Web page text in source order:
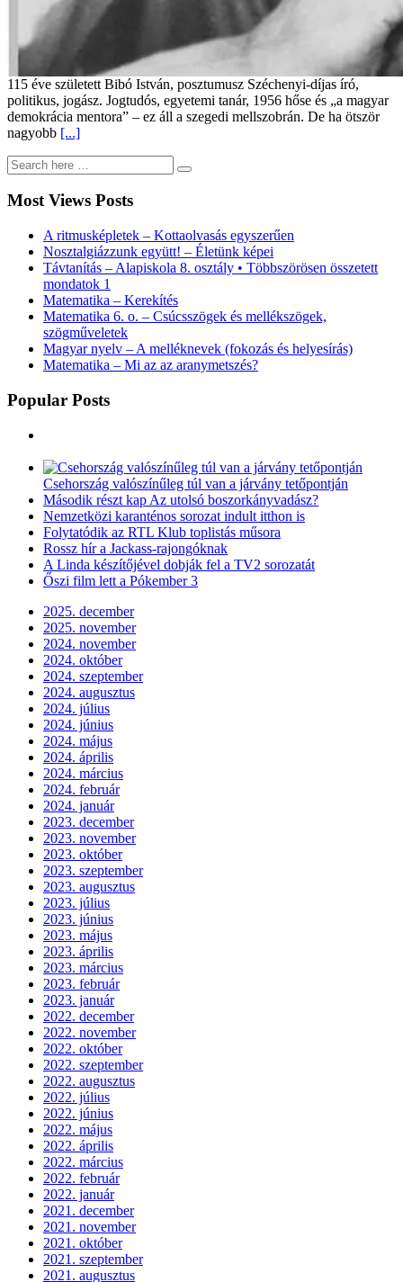
115 éve született Bibó István, posztumusz Széchenyi-díjas író,
politikus, jogász. Jogtudós, egyetemi tanár, 1956 hőse és „a magyar
demokrácia mentora” – ez áll a szegedi mellszobrán. De ha ötször
nagyobb [...]
Most Views Posts
A ritmusképletek – Kottaolvasás egyszerűen
Nosztalgiázzunk együtt! – Életünk képei
Távtanítás – Alapiskola 8. osztály • Többszörösen összetett
mondatok 1
Matematika – Kerekítés
Matematika 6. o. – Csúcsszögek és mellékszögek,
szögműveletek
Magyar nyelv – A melléknevek (fokozás és helyesírás)
Matematika – Mi az az aranymetszés?
Popular Posts
Csehország valószínűleg túl van a járvány tetőpontján
Második részt kap Az utolsó boszorkányvadász?
Nemzetközi karanténos sorozat indult itthon is
Folytatódik az RTL Klub toplistás műsora
Rossz hír a Jackass-rajongóknak
A Linda készítőjével dobják fel a TV2 sorozatát
Őszi film lett a Pókember 3
2025. december
2025. november
2024. november
2024. október
2024. szeptember
2024. augusztus
2024. július
2024. június
2024. május
2024. április
2024. március
2024. február
2024. január
2023. december
2023. november
2023. október
2023. szeptember
2023. augusztus
2023. július
2023. június
2023. május
2023. április
2023. március
2023. február
2023. január
2022. december
2022. november
2022. október
2022. szeptember
2022. augusztus
2022. július
2022. június
2022. május
2022. április
2022. március
2022. február
2022. január
2021. december
2021. november
2021. október
2021. szeptember
2021. augusztus